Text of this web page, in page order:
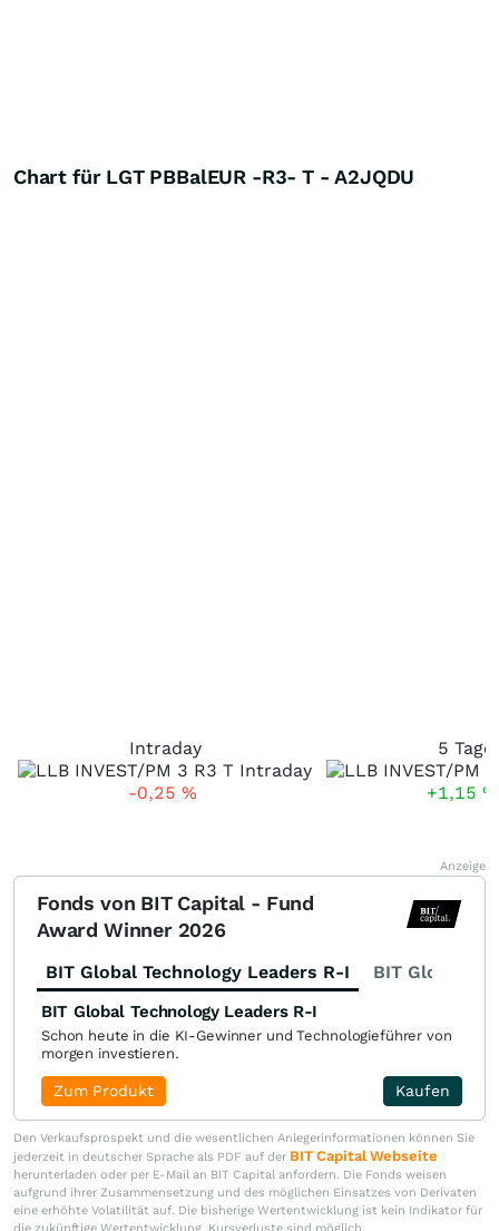
Chart für LGT PBBalEUR -R3- T - A2JQDU
Intraday
-0,25 %
5 Tage
+1,15 %
Anzeige
Fonds von BIT Capital - Fund
Award Winner 2026
BIT Global Technology Leaders R-I BIT Global
BIT Global Technology Leaders R-I
Schon heute in die KI-Gewinner und Technologieführer von
morgen investieren.
Kaufen
Zum Produkt
Den Verkaufsprospekt und die wesentlichen Anlegerinformationen können Sie
jederzeit in deutscher Sprache als PDF auf der BIT Capital Webseite
herunterladen oder per E-Mail an BIT Capital anfordern. Die Fonds weisen
aufgrund ihrer Zusammensetzung und des möglichen Einsatzes von Derivaten
eine erhöhte Volatilität auf. Die bisherige Wertentwicklung ist kein Indikator für